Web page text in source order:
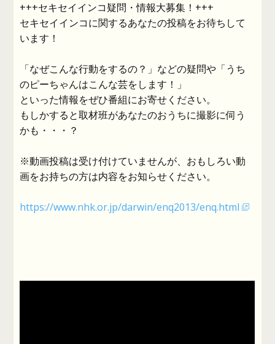
+++セキセイインコ疑問・情報大募集！+++
セキセイインコに関するあなたの投稿をお待ちして
います！
「なぜこんな行動をするの？」などの疑問や「うち
のピーちゃんはこんな芸をします！」
といった情報をぜひ番組にお寄せください。
もしかすると取材班があなたのおうちに撮影に伺う
かも・・・？
※動画投稿は受け付けていませんが、おもしろい動
画をお持ちの方は内容をお知らせください。
https://www.nhk.or.jp/darwin/enq2013/enq.html